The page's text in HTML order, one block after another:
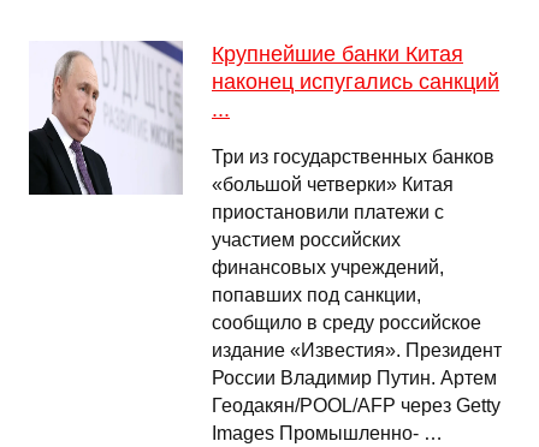
Крупнейшие банки Китая
наконец испугались санкций
...
Три из государственных банков
«большой четверки» Китая
приостановили платежи с
участием российских
финансовых учреждений,
попавших под санкции,
сообщило в среду российское
издание «Известия». Президент
России Владимир Путин. Артем
Геодакян/POOL/AFP через Getty
Images Промышленно- …